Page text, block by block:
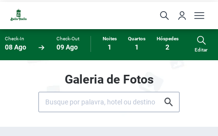
Check-In
08 Ago
Check-Out
09 Ago
Noites
1
Quartos
1
Hóspedes
2 Editar
Galeria de Fotos